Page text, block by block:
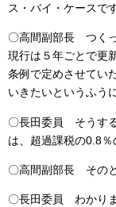
ス・バイ・ケースで
〇高間副部長 つく
現行は５年ごとで更
条例で定めさせてい
いきたいというふう
〇長田委員 そうす
は、超過課税の0.8％
〇高間副部長 その
〇長田委員 わかりま